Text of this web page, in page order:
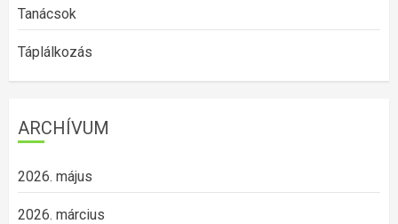
Tanácsok
Táplálkozás
ARCHÍVUM
2026. május
2026. március